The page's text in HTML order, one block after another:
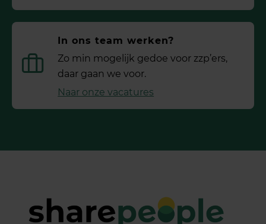
In ons team werken?
Zo min mogelijk gedoe voor ­zzp’ers,
daar gaan we voor.
Naar onze vacatures